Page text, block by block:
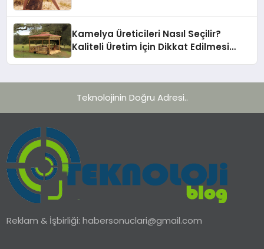
Kamelya Üreticileri Nasıl Seçilir?
Kaliteli Üretim İçin Dikkat Edilmesi
Teknolojinin Doğru Adresi..
Reklam & İşbirliği:habersonuclari@gmail.com